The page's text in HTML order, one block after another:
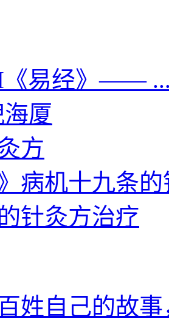
《易经》——
海厦
方
病机十九条
针灸方治疗
姓自己的故事